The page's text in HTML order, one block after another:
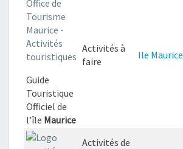
Guide
Touristique
Officiel de
l’île Maurice
Activités à
faire
Ile Maurice
Activités de